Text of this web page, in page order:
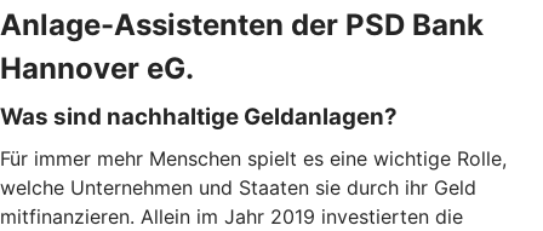
Anlage-Assistenten der PSD Bank
Hannover eG.
Was sind nachhaltige Geldanlagen?
Für immer mehr Menschen spielt es eine wichtige Rolle,
welche Unternehmen und Staaten sie durch ihr Geld
mitfinanzieren. Allein im Jahr 2019 investierten die